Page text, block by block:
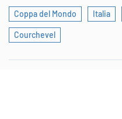
Coppa del Mondo Italia
Courchevel